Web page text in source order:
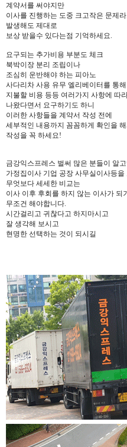
계약서를 써야지만
이사를 진행하는 도중 크고작은 문제라
발생해도 제대로
보상 받을수 있다는점 기억하세요.
요구되는 추가비용 부분도 체크
북박이장 분리 조립이나
조심히 운반해야 하는 피아노
사다리차 사용 유무 엘리베이터를 통
지불할 비용 등등 여러가지 사항에 따
나왔다면서 요구하기도 하니
이러한 사항들을 계약서 작성 전에
세부적인 내용까지 꼼꼼하게 확인을
작성을 꼭 하세요!
금강익스프레스 벌써 많은 분들이 알
가정집이사 기업 공장 사무실이사등을
무엇보다 세세한 비교는
이사 이후 후회를 하지 않는 이사가 되
무조건 해야합니다.
시간걸리고 귀찮다고 하지마시고
잘 생각해 보시고
현명한 선택하는 것이 되시길